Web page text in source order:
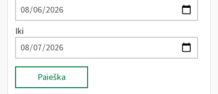
Iki
Paieška